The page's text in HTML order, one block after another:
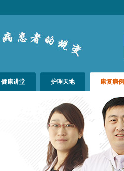
健康讲堂 护理天地 康复病例